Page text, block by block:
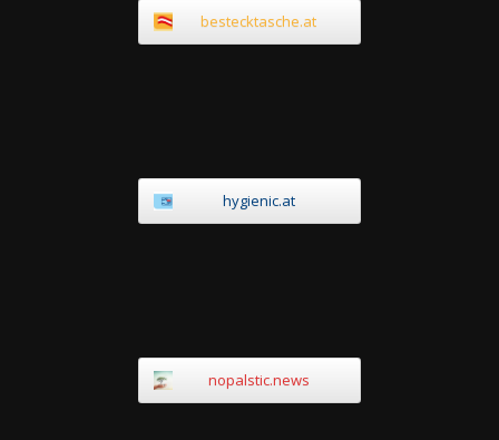
bestecktasche.at
hygienic.at
nopalstic.news